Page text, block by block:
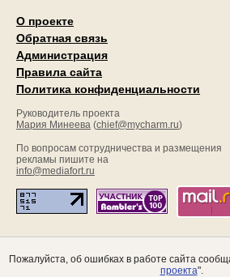
О проекте
Обратная связь
Администрация
Правила сайта
Политика конфиденциальности
Руководитель проекта
Мария Минеева (chief@mycharm.ru)
По вопросам сотрудничества и размещения
рекламы пишите на
info@mediafort.ru
Пожалуйста, об ошибках в работе сайта
проекта".